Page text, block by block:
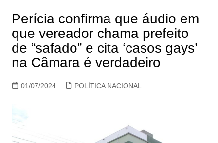
Perícia confirma que áudio em
que vereador chama prefeito
de “safado” e cita ‘casos gays’
na Câmara é verdadeiro
01/07/2024 POLÍTICA NACIONAL